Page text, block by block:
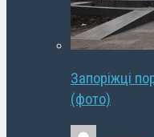
Запоріжці
(фото)